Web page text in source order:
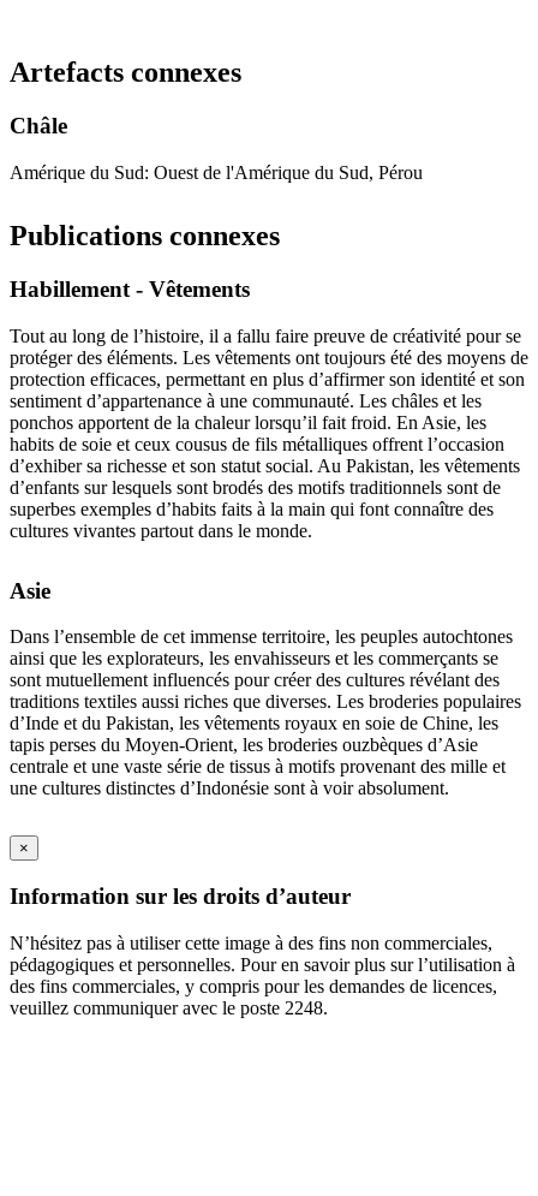
Artefacts connexes
Châle
Amérique du Sud: Ouest de l'Amérique du Sud, Pérou
Publications connexes
Habillement - Vêtements
Tout au long de l’histoire, il a fallu faire preuve de créativité pour se
protéger des éléments. Les vêtements ont toujours été des moyens de
protection efficaces, permettant en plus d’affirmer son identité et son
sentiment d’appartenance à une communauté. Les châles et les
ponchos apportent de la chaleur lorsqu’il fait froid. En Asie, les
habits de soie et ceux cousus de fils métalliques offrent l’occasion
d’exhiber sa richesse et son statut social. Au Pakistan, les vêtements
d’enfants sur lesquels sont brodés des motifs traditionnels sont de
superbes exemples d’habits faits à la main qui font connaître des
cultures vivantes partout dans le monde.
Asie
Dans l’ensemble de cet immense territoire, les peuples autochtones
ainsi que les explorateurs, les envahisseurs et les commerçants se
sont mutuellement influencés pour créer des cultures révélant des
traditions textiles aussi riches que diverses. Les broderies populaires
d’Inde et du Pakistan, les vêtements royaux en soie de Chine, les
tapis perses du Moyen-Orient, les broderies ouzbèques d’Asie
centrale et une vaste série de tissus à motifs provenant des mille et
une cultures distinctes d’Indonésie sont à voir absolument.
×
Information sur les droits d’auteur
N’hésitez pas à utiliser cette image à des fins non commerciales,
pédagogiques et personnelles. Pour en savoir plus sur l’utilisation à
des fins commerciales, y compris pour les demandes de licences,
veuillez communiquer avec le poste 2248.